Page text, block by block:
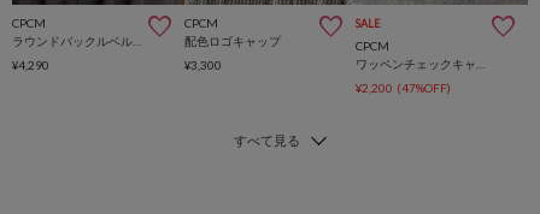
CPCM
¥4,290
CPCM
配色ロゴキャップ
¥3,300
SALE
CPCM
¥2,200 (47%OFF)